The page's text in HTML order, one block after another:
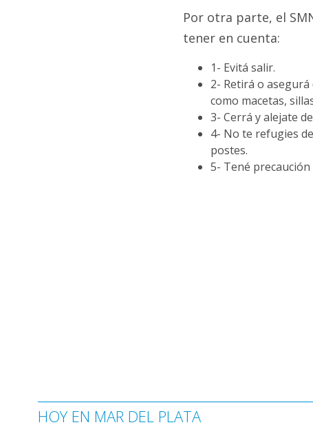
Por otra parte, el
tener en cuenta:
1- Evitá salir.
2- Retirá o
como macetas,
3- Cerrá y alejate
4- No te refugies
postes.
5- Tené precaución
HOY EN MAR DEL PLATA